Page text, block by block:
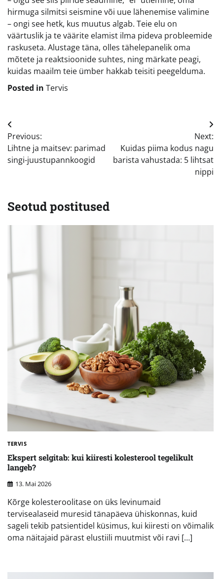
hirmuga silmitsi seismine või uue lähenemise valimine
– ongi see hetk, kus muutus algab. Teie elu on
väärtuslik ja te väärite elamist ilma pideva probleemide
raskuseta. Alustage täna, olles tähelepanelik oma
mõtete ja reaktsioonide suhtes, ning märkate peagi,
kuidas maailm teie ümber hakkab teisiti peegelduma.
Posted in Tervis
Navigeerimine
Previous:
Lihtne ja maitsev: parimad
singi-juustupannkoogid
Next:
Kuidas piima kodus nagu
barista vahustada: 5 lihtsat
nippi
Seotud postitused
TERVIS
Ekspert selgitab: kui kiiresti kolesterool tegelikult
langeb?
13. Mai 2026
Kõrge kolesteroolitase on üks levinumaid
tervisealaseid muresid tänapäeva ühiskonnas, kuid
sageli tekib patsientidel küsimus, kui kiiresti on võimalik
oma näitajaid pärast elustiili muutmist või ravi […]